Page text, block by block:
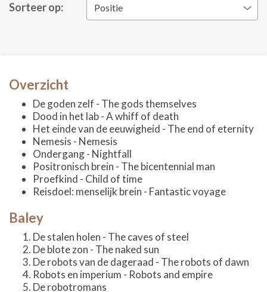
Sorteer op: Positie
Overzicht
De goden zelf - The gods themselves
Dood in het lab - A whiff of death
Het einde van de eeuwigheid - The end of eternity
Nemesis - Nemesis
Ondergang - Nightfall
Positronisch brein - The bicentennial man
Proefkind - Child of time
Reisdoel: menselijk brein - Fantastic voyage
Baley
De stalen holen - The caves of steel
De blote zon - The naked sun
De robots van de dageraad - The robots of dawn
Robots en imperium - Robots and empire
De robotromans